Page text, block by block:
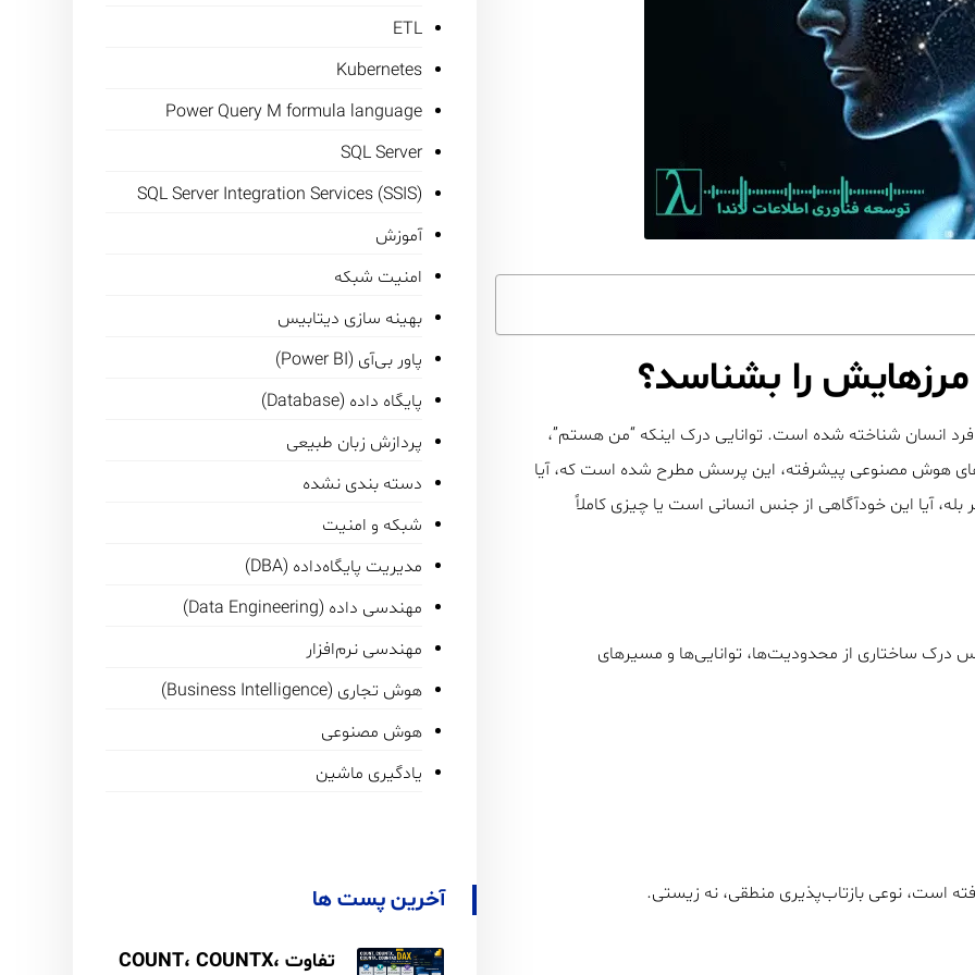
را بشناسد؟
انسان شناخته شده است. توانایی درک اینکه “من هستم”،
هوش مصنوعی پیشرفته، این پرسش مطرح شده است که، آیا
آیا این خودآگاهی از جنس انسانی است یا چیزی کاملاً
درک ساختاری از محدودیت‌ها، توانایی‌ها و مسیرهای
است، نوعی بازتاب‌پذیری منطقی، نه زیستی.
ETL
Kubernetes
Power Query M formula language
SQL Server
SQL Server Integration Services (SSIS)
آموزش
امنیت شبکه
بهینه سازی دیتابیس
پاور بی‌آی (Power BI)
پایگاه داده (Database)
پردازش زبان طبیعی
دسته بندی نشده
شبکه و امنیت
مدیریت پایگاه‌داده (DBA)
مهندسی داده (Data Engineering)
مهندسی نرم‌افزار
هوش تجاری (Business Intelligence)
هوش مصنوعی
یادگیری ماشین
آخرین پست ها
تفاوت COUNT، COUNTX،